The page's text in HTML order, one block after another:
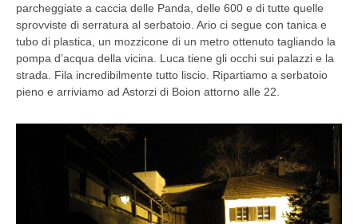
parcheggiate a caccia delle Panda, delle 600 e di tutte quelle
sprovviste di serratura al serbatoio. Ario ci segue con tanica e
tubo di plastica, un mozzicone di un metro ottenuto tagliando la
pompa d’acqua della vicina. Luca tiene gli occhi sui palazzi e la
strada. Fila incredibilmente tutto liscio. Ripartiamo a serbatoio
pieno e arriviamo ad Astorzi di Boion attorno alle 22.